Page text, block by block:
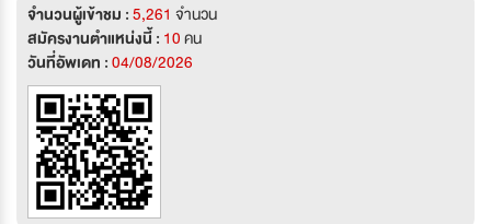
จำนวนผู้เข้าชม :5,261 จำนวน
สมัครงานตำแหน่งนี้ : 10คน
วันที่อัพเดท :04/08/2026